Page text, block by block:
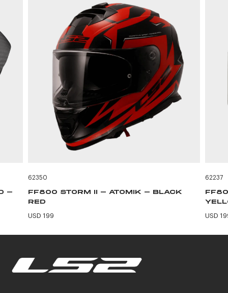
-
62350
FF800 STORM II - ATOMIK - BLACK
RED
USD 199
62237
USD